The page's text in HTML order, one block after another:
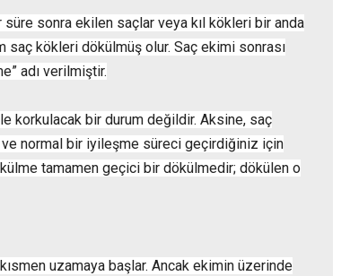
sonra ekilen saçlar veya kıl kökleri bir anda
kökleri dökülmüş olur. Saç ekimi sonrası
adı verilmiştir.
korkulacak bir durum değildir. Aksine, saç
normal bir iyileşme süreci geçirdiğiniz için
tamamen geçici bir dökülmedir; dökülen o
uzamaya başlar. Ancak ekimin üzerinde